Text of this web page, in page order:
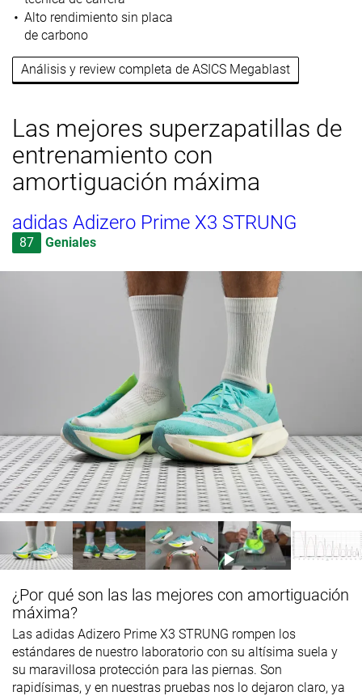
Alto rendimiento sin placa
de carbono
Análisis y review completa de ASICS Megablast
Las mejores superzapatillas de
entrenamiento con
amortiguación máxima
adidas Adizero Prime X3 STRUNG
87 Geniales
¿Por qué son las las mejores con amortiguación
máxima?
Las adidas Adizero Prime X3 STRUNG rompen los
estándares de nuestro laboratorio con su altísima suela y
su maravillosa protección para las piernas. Son
rapidísimas, y en nuestras pruebas nos lo dejaron claro, ya